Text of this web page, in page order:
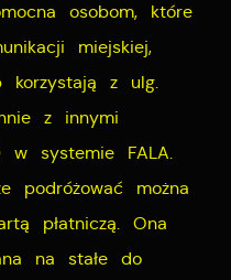
osobom, które
miejskiej,
korzystają z ulg.
z innymi
w systemie FALA.
podróżować można
płatniczą. Ona
na stałe do